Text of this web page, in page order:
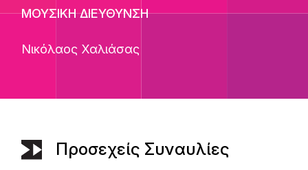
ΜΟΥΣΙΚΗ ΔΙΕΥΘΥΝΣΗ
Νικόλαος Χαλιάσας
Προσεχείς Συναυλίες